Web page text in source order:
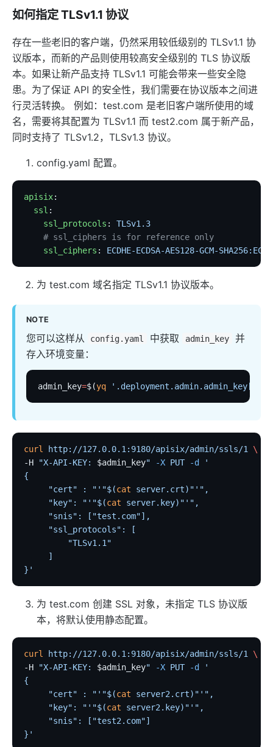
Tracers
zipkin
skywalking
opentelemetry
Metrics
prometheus
node-status
datadog
Loggers
http-logger
skywalking-logger
tcp-logger
rocketmq-logger
syslog
log-rotate
sls-logger
splunk-hec-logging
file-logger
elasticsearch-logger
tencent-cloud-cls
loki-logger
Lago Billing (lago)
azure-functions
aws-lambda
openfunction
Other protocols
dubbo-proxy
如何指定 TLSv1.1 协议
存在一些老旧的客户端，仍然采用较低级别的 TLSv1.1 协
议版本，而新的产品则使用较高安全级别的 TLS 协议版
本。如果让新产品支持 TLSv1.1 可能会带来一些安全隐
患。为了保证 API 的安全性，我们需要在协议版本之间进
行灵活转换。 例如：test.com 是老旧客户端所使用的域
名，需要将其配置为 TLSv1.1 而 test2.com 属于新产品，
同时支持了 TLSv1.2，TLSv1.3 协议。
config.yaml 配置。
apisix:
  ssl
:
    ssl_protocols
: TLSv1.3
    # ssl_ciphers is for reference only
    ssl_ciphers
: ECDHE-ECDSA-AES128-GCM-
为 test.com 域名指定 TLSv1.1 协议版本。
NOTE
您可以这样从 config.yaml 中获取 admin_key
并
存入环境变量：
admin_key=$(yq
curl http://127.0.0.1:9180/apisix/admin/ssls/1
\
-H
"X-API-KEY: $admin_key" -X PUT -d '
{
     "cert" : "'"$(
cat server.crt)"'",
     "key": "'"$(
cat server.key)"'",
     "snis": ["test.com"],
     "ssl_protocols": [
         "TLSv1.1"
     ]
}'
为 test.com 创建 SSL 对象，未指定 TLS 协议版
本，将默认使用静态配置。
curl http://127.0.0.1:9180/apisix/admin/ssls/1
\
-H
"X-API-KEY: $admin_key" -X PUT -d '
{
     "cert" : "'"$(
cat server2.crt)"'",
     "key": "'"$(
cat server2.key)"'",
     "snis": ["test2.com"]
}'